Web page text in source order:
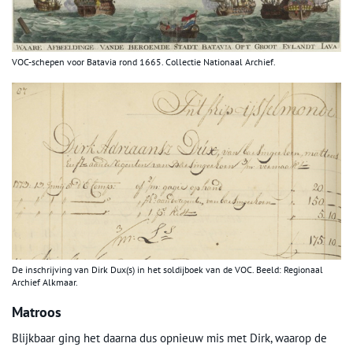
VOC-schepen voor Batavia rond 1665. Collectie Nationaal Archief.
De inschrijving van Dirk Dux(s) in het soldijboek van de VOC. Beeld: Regionaal
Archief Alkmaar.
Matroos
Blijkbaar ging het daarna dus opnieuw mis met Dirk, waarop de